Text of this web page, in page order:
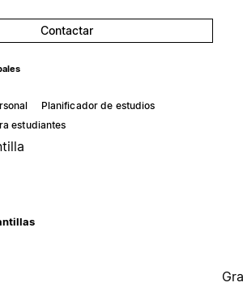
Contactar
Planificador de estudios
estudiantes